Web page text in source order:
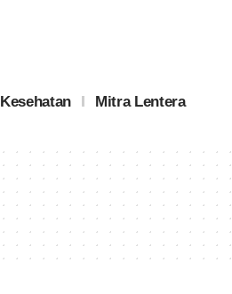
Kesehatan Mitra Lentera